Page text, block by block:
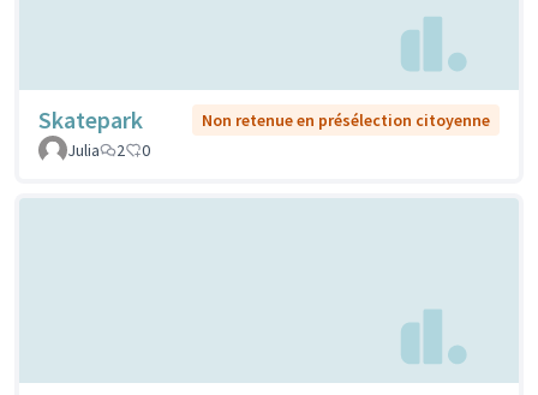
Skatepark
Non retenue en présélection citoyenne
Julia
2 0